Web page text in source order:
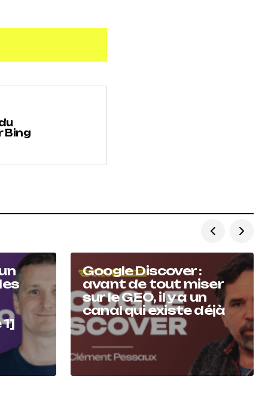
Bing
Google Discover :
avant de tout miser
sur le GEO, il y a un
canal qui existe déjà